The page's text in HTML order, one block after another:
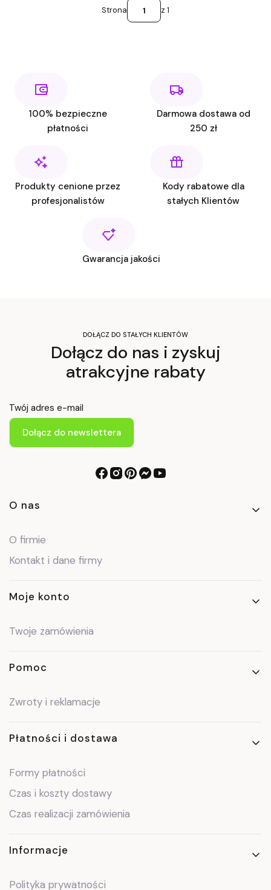
Strona z 1
100% bezpieczne
płatności
Darmowa dostawa od
250 zł
Produkty cenione przez
profesjonalistów
Kody rabatowe dla
stałych Klientów
Gwarancja jakości
DOŁĄCZ DO STAŁYCH KLIENTÓW
Dołącz do nas i zyskuj
atrakcyjne rabaty
Twój adres e-mail
Dołącz do newslettera
Linki w stopce
O nas
O firmie
Kontakt i dane firmy
Moje konto
Twoje zamówienia
Pomoc
Zwroty i reklamacje
Płatności i dostawa
Formy płatności
Czas i koszty dostawy
Czas realizacji zamówienia
Informacje
Polityka prywatności